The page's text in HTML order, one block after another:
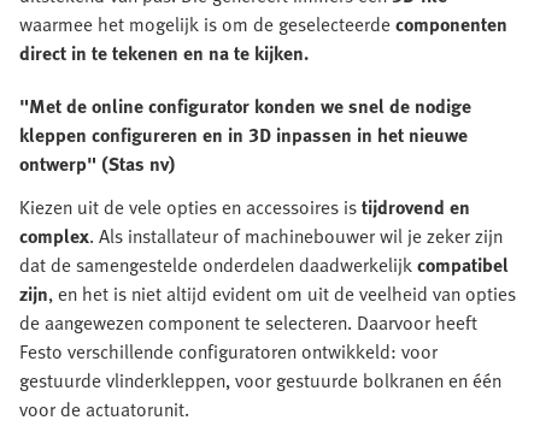
waarmee het mogelijk is om de geselecteerdecomponenten
direct in te tekenen en na te kijken.
"Met de online configurator konden we snel de nodige
kleppen configureren en in 3D inpassen in het nieuwe
ontwerp" (Stas nv)
Kiezen uit de vele opties en accessoires istijdrovend en
complex. Als installateur of machinebouwer wil je zeker zijn
dat de samengestelde onderdelen daadwerkelijkcompatibel
zijn, en het is niet altijd evident om uit de veelheid van opties
de aangewezen component te selecteren. Daarvoor heeft
Festo verschillende configuratoren ontwikkeld: voor
gestuurde vlinderkleppen, voor gestuurde bolkranen en één
voor de actuatorunit.